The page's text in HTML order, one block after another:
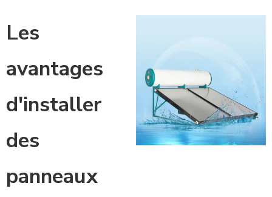
Les
avantages
d'installer
des
panneaux